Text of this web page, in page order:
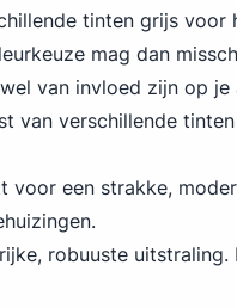
tinten grijs voor
mag dan
van invloed zijn op
van verschillende
voor een strakke,
robuuste